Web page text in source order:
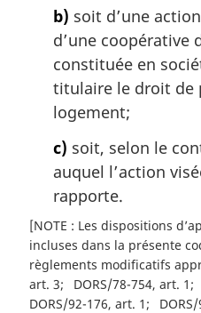
b) soit d’une
d’une coopérative
constituée en
titulaire le droit de
logement;
c) soit, selon le
auquel l’action
rapporte.
[NOTE : Les dispositions
incluses dans la présente
règlements modificatifs
art. 3
DORS/78-754, art. 1
DORS/92-176, art. 1